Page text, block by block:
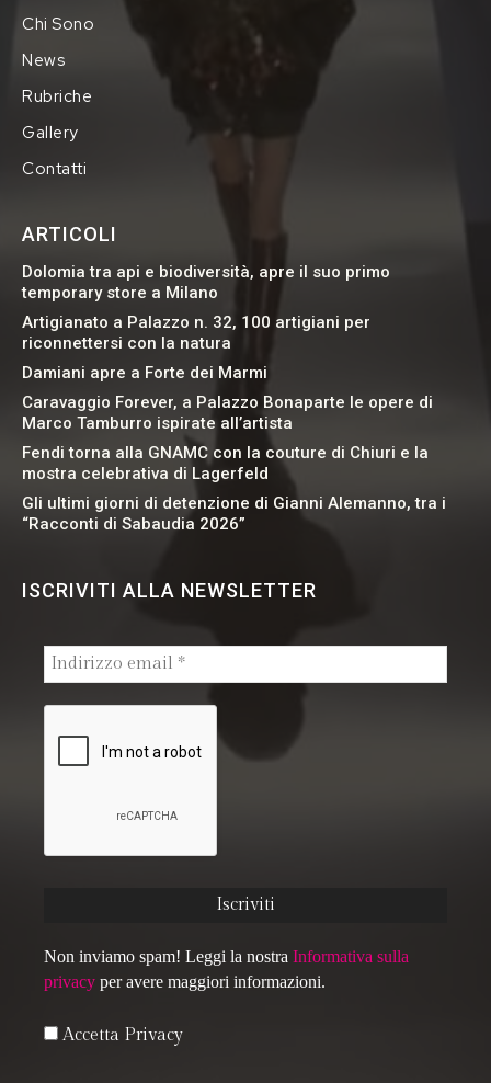
Chi Sono
News
Rubriche
Gallery
Contatti
ARTICOLI
Dolomia tra api e biodiversità, apre il suo primo
temporary store a Milano
Artigianato a Palazzo n. 32, 100 artigiani per
riconnettersi con la natura
Damiani apre a Forte dei Marmi
Caravaggio Forever, a Palazzo Bonaparte le opere di
Marco Tamburro ispirate all’artista
Fendi torna alla GNAMC con la couture di Chiuri e la
mostra celebrativa di Lagerfeld
Gli ultimi giorni di detenzione di Gianni Alemanno, tra i
“Racconti di Sabaudia 2026”
ISCRIVITI ALLA NEWSLETTER
Non inviamo spam! Leggi la nostra Informativa sulla
privacy per avere maggiori informazioni.
Accetta Privacy